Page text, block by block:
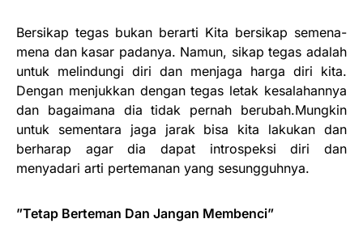
Bersikap tegas bukan berarti Kita bersikap semena-
mena dan kasar padanya. Namun, sikap tegas adalah
untuk melindungi diri dan menjaga harga diri kita.
Dengan menjukkan dengan tegas letak kesalahannya
dan bagaimana dia tidak pernah berubah.Mungkin
untuk sementara jaga jarak bisa kita lakukan dan
berharap agar dia dapat introspeksi diri dan
menyadari arti pertemanan yang sesungguhnya.
”Tetap Berteman Dan Jangan Membenci”